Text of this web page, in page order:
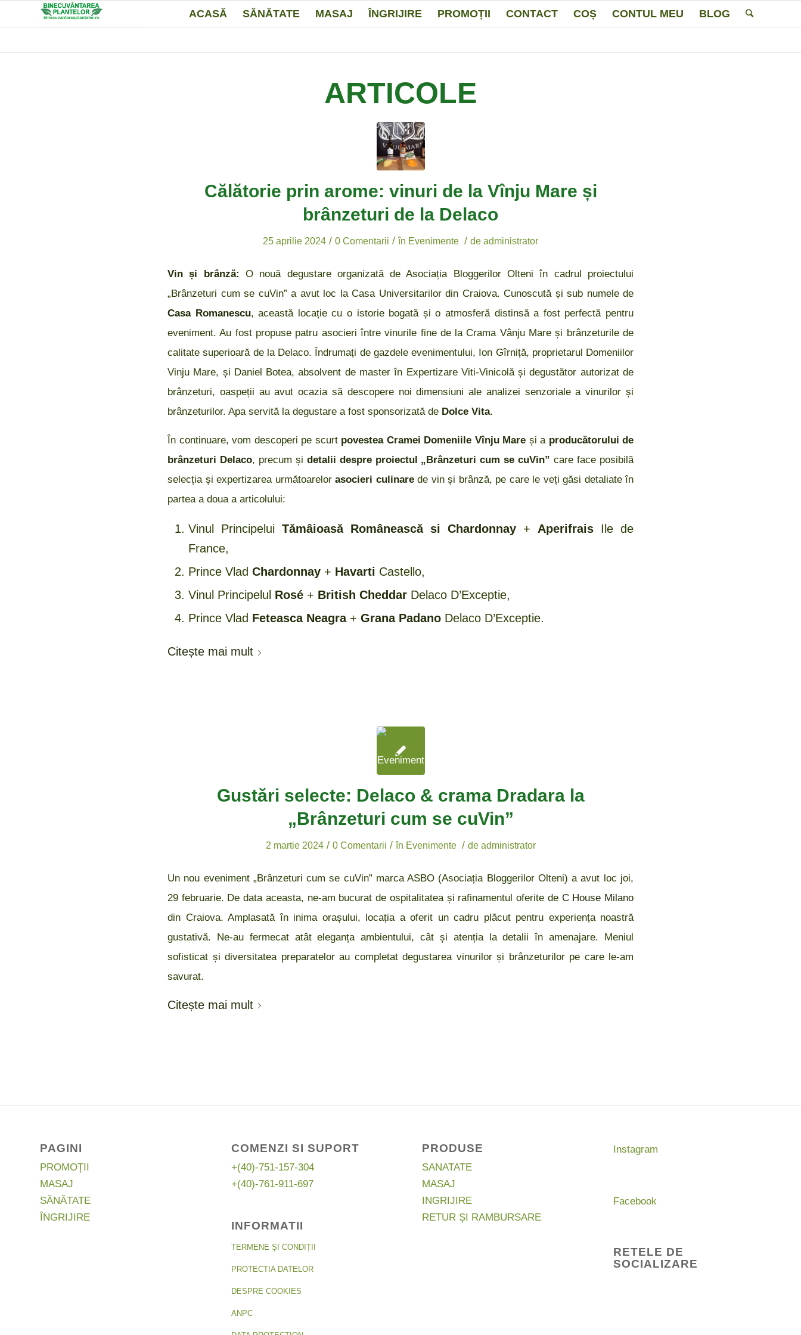
ACASĂ SĂNĂTATE MASAJ ÎNGRIJIRE PROMOȚII CONTACT COȘ CONTUL MEU BLOG
ARTICOLE
Călătorie prin arome: vinuri de la Vînju Mare și
brânzeturi de la Delaco
25 aprilie 2024 / 0 Comentarii / în Evenimente / de administrator
Vin și brânză: O nouă degustare organizată de Asociația Bloggerilor Olteni în cadrul proiectului
„Brânzeturi cum se cuVin” a avut loc la Casa Universitarilor din Craiova. Cunoscută și sub numele de
Casa Romanescu, această locație cu o istorie bogată și o atmosferă distinsă a fost perfectă pentru
eveniment. Au fost propuse patru asocieri între vinurile fine de la Crama Vânju Mare și brânzeturile de
calitate superioară de la Delaco. Îndrumați de gazdele evenimentului, Ion Gîrniță, proprietarul Domeniilor
Vinju Mare, și Daniel Botea, absolvent de master în Expertizare Viti-Vinicolă și degustător autorizat de
brânzeturi, oaspeții au avut ocazia să descopere noi dimensiuni ale analizei senzoriale a vinurilor și
brânzeturilor. Apa servită la degustare a fost sponsorizată de Dolce Vita.
În continuare, vom descoperi pe scurt povestea Cramei Domeniile Vînju Mare și a producătorului de
brânzeturi Delaco, precum și detalii despre proiectul „Brânzeturi cum se cuVin”care face posibilă
selecția și expertizarea următoarelor asocieri culinarede vin și brânză, pe care le veți găsi detaliate în
partea a doua a articolului:
Vinul Principelui Tămâioasă Româneascăsi Chardonnay + Aperifrais Ile de
France,
Prince Vlad Chardonnay + Havarti Castello,
Vinul Principelul Rosé + British Cheddar Delaco D’Exceptie,
Prince Vlad Feteasca Neagra + Grana Padano Delaco D’Exceptie.
Citește mai mult
Gustări selecte: Delaco & crama Dradara la
„Brânzeturi cum se cuVin”
2 martie 2024 / 0 Comentarii / în Evenimente / de administrator
Un nou eveniment „Brânzeturi cum se cuVin” marca ASBO (Asociația Bloggerilor Olteni) a avut loc joi,
29 februarie. De data aceasta, ne-am bucurat de ospitalitatea și rafinamentul oferite de C House Milano
din Craiova. Amplasată în inima orașului, locația a oferit un cadru plăcut pentru experiența noastră
gustativă. Ne-au fermecat atât eleganța ambientului, cât și atenția la detalii în amenajare. Meniul
sofisticat și diversitatea preparatelor au completat degustarea vinurilor și brânzeturilor pe care le-am
savurat.
Citește mai mult
PAGINI
PROMOȚII
MASAJ
SĂNĂTATE
ÎNGRIJIRE
COMENZI SI SUPORT
+(40)-751-157-304
+(40)-761-911-697
INFORMATII
TERMENE ȘI CONDIȚII
PROTECTIA DATELOR
DESPRE COOKIES
ANPC
PRODUSE
SANATATE
MASAJ
INGRIJIRE
RETUR ȘI RAMBURSARE
Instagram
Facebook
RETELE DE
SOCIALIZARE